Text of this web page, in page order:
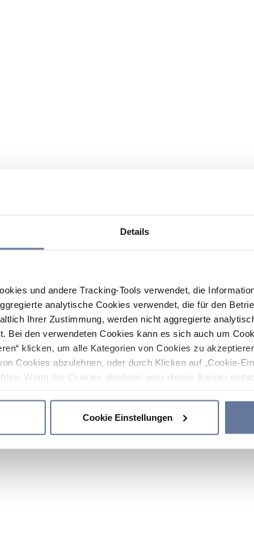
Details
und andere Tracking-Tools verwendet, die
analytische Cookies verwendet, die für den
Ihrer Zustimmung, werden nicht aggregierte
Bei den verwendeten Cookies kann es sich auch um
klicken, um alle Kategorien von Cookies zu
Cookies abzulehnen, oder durch Klicken auf „Cookie-
Wenn Sie Cookies ablehnen oder dieses Banner
Cookie Einstellungen